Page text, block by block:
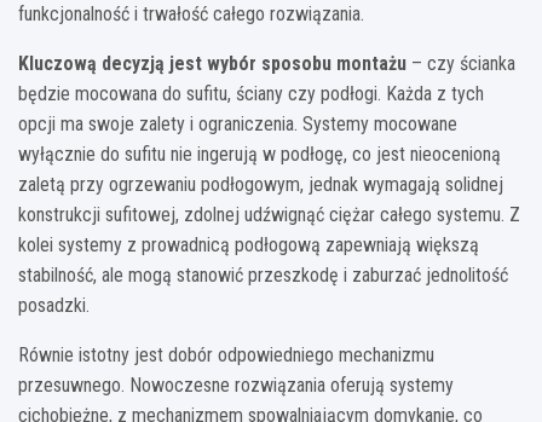
funkcjonalność i trwałość całego rozwiązania.
Kluczową decyzją jest wybór sposobu montażu – czy ścianka
będzie mocowana do sufitu, ściany czy podłogi. Każda z tych
opcji ma swoje zalety i ograniczenia. Systemy mocowane
wyłącznie do sufitu nie ingerują w podłogę, co jest nieocenioną
zaletą przy ogrzewaniu podłogowym, jednak wymagają solidnej
konstrukcji sufitowej, zdolnej udźwignąć ciężar całego systemu. Z
kolei systemy z prowadnicą podłogową zapewniają większą
stabilność, ale mogą stanowić przeszkodę i zaburzać jednolitość
posadzki.
Równie istotny jest dobór odpowiedniego mechanizmu
przesuwnego. Nowoczesne rozwiązania oferują systemy
cichobieżne, z mechanizmem spowalniającym domykanie, co